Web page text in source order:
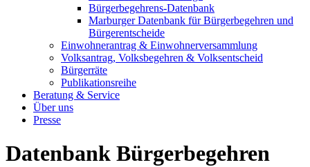
Bürgerbegehrens-Datenbank
Marburger Datenbank für Bürgerbegehren und
Bürgerentscheide
Einwohnerantrag & Einwohnerversammlung
Volksantrag, Volksbegehren & Volksentscheid
Bürgerräte
Publikationsreihe
Beratung & Service
Über uns
Presse
Datenbank Bürgerbegehren